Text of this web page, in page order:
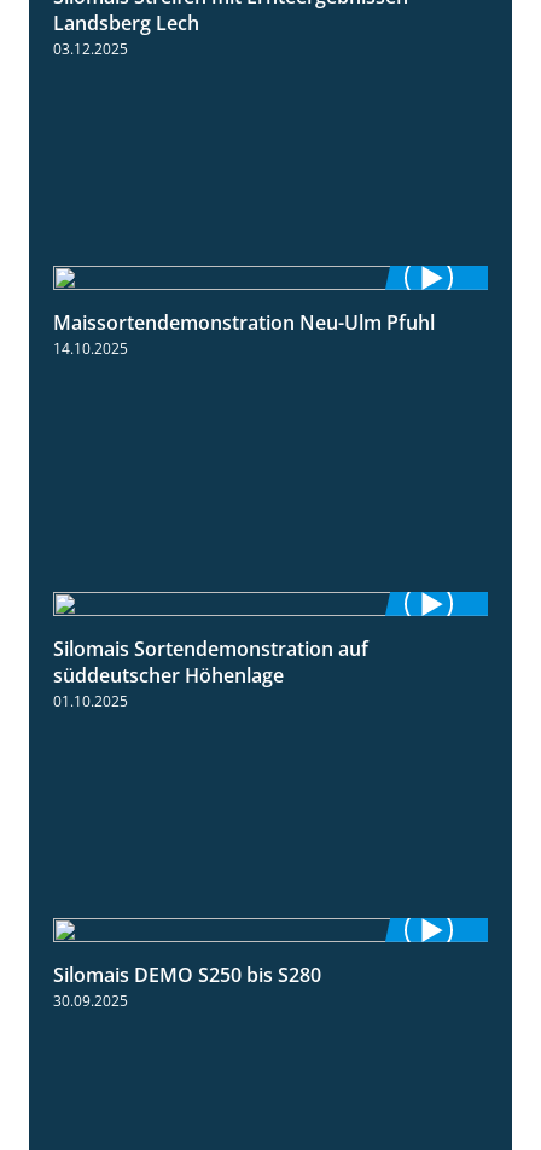
Landsberg Lech
03.12.2025
7:10
Maissortendemonstration Neu-Ulm Pfuhl
14.10.2025
Silomais Sortendemonstration auf
süddeutscher Höhenlage
01.10.2025
Silomais DEMO S250 bis S280
30.09.2025